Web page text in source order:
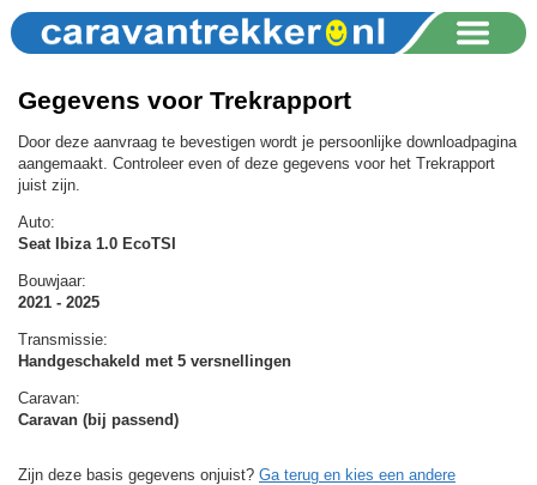
Gegevens voor Trekrapport
Door deze aanvraag te bevestigen wordt je persoonlijke downloadpagina
aangemaakt. Controleer even of deze gegevens voor het Trekrapport
juist zijn.
Auto:
Seat Ibiza 1.0 EcoTSI
Bouwjaar:
2021 - 2025
Transmissie:
Handgeschakeld met 5 versnellingen
Caravan:
Caravan (bij passend)
Zijn deze basis gegevens onjuist? Ga terug en kies een andere